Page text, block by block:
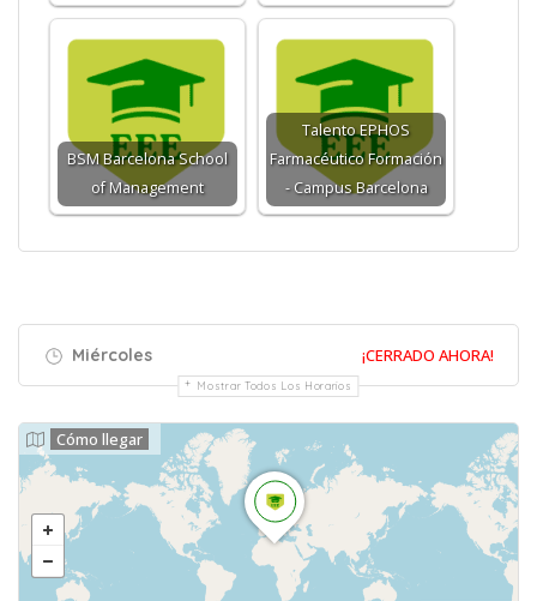
BSM Barcelona School
of Management
Talento EPHOS
Farmacéutico Formación
- Campus Barcelona
Miércoles ¡CERRADO AHORA!
Mostrar Todos Los Horarios
Cómo llegar